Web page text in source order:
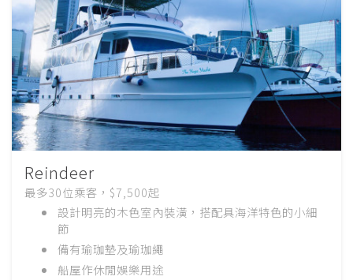
Reindeer
最多30位乘客，$7,500起
設計明亮的木色室內裝潢，搭配具海洋特色的小細
節
備有瑜珈墊及瑜珈繩
船屋作休閒娛樂用途